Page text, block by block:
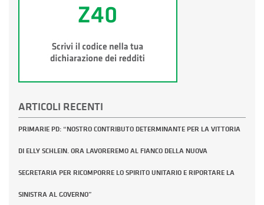
ARTICOLI RECENTI
PRIMARIE PD: “NOSTRO CONTRIBUTO DETERMINANTE PER LA VITTORIA
DI ELLY SCHLEIN. ORA LAVOREREMO AL FIANCO DELLA NUOVA
SEGRETARIA PER RICOMPORRE LO SPIRITO UNITARIO E RIPORTARE LA
SINISTRA AL GOVERNO”